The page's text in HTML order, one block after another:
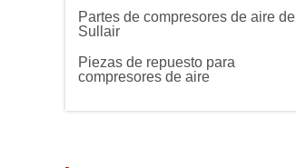
Partes de compresores de aire de
Sullair
Piezas de repuesto para
compresores de aire